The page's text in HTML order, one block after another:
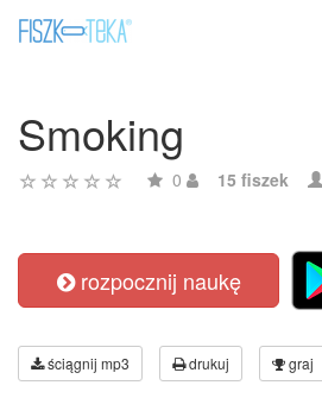
Smoking
0 15 fiszek
rozpocznij naukę
ściągnij mp3 drukuj graj